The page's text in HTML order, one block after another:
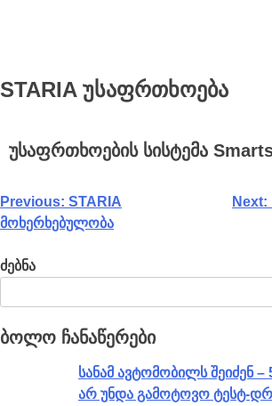
STARIA უსაფრთხოება
უსაფრთხოების სისტემა
Previous: STARIA
მოხერხებულობა
Next:
ძებნა
ბოლო ჩანაწერები
სანამ ავტომობილს შეიძენ
არ უნდა გამოტოვო ტესტ-